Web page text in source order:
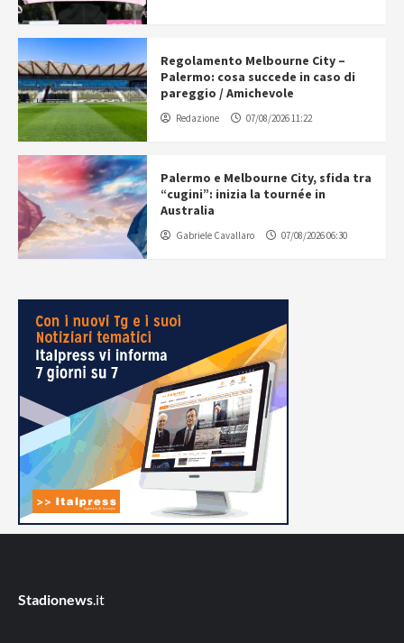
Regolamento Melbourne City –
Palermo: cosa succede in caso di
pareggio / Amichevole
Redazione 07/08/2026 11:22
Palermo e Melbourne City, sfida tra
“cugini”: inizia la tournée in
Australia
Gabriele Cavallaro 07/08/2026 06:30
Stadionews.it